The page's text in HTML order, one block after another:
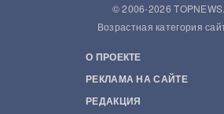
© 2006-2026
Возрастная категория
О ПРОЕКТЕ
РЕКЛАМА НА САЙТЕ
РЕДАКЦИЯ